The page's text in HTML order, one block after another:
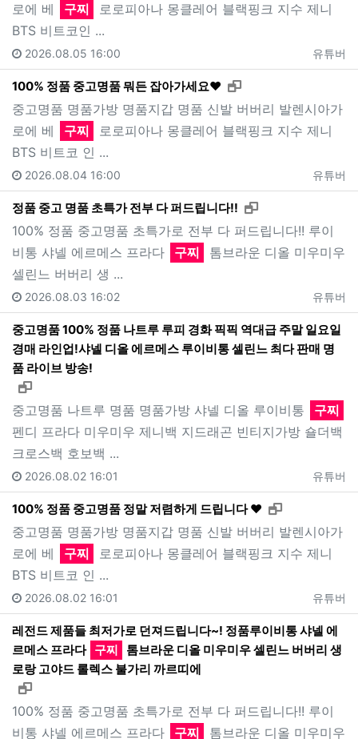
로에 베
구찌
로로피아나 몽클레어 블랙핑크 지수 제니
BTS 비트코인 ...
유튜버
2026.08.05 16:00
100% 정품 중고명품 뭐든 잡아가세요❤️ 새창으로 보기
중고명품 명품가방 명품지갑 명품 신발 버버리 발렌시아가
로에 베
구찌
로로피아나 몽클레어 블랙핑크 지수 제니
BTS 비트코 인 ...
유튜버
2026.08.04 16:00
정품 중고 명품 초특가 전부 다 퍼드립니다!! 새창으로 보기
100% 정품 중고명품 초특가로 전부 다 퍼드립니다!! 루이
비통 샤넬 에르메스 프라다
구찌
톰브라운 디올 미우미우
셀린느 버버리 생 ...
유튜버
2026.08.03 16:02
중고명품 100% 정품 나트루 루피 경화 픽픽 역대급 주말 일요일
경매 라인업!샤넬 디올 에르메스 루이비통 셀린느 최다 판매 명
품 라이브 방송!
새창으로 보기
중고명품 나트루 명품 명품가방 샤넬 디올 루이비통
구찌
펜디 프라다 미우미우 제니백 지드래곤 빈티지가방 숄더백
크로스백 호보백 ...
유튜버
2026.08.02 16:01
100% 정품 중고명품 정말 저렴하게 드립니다 ❤️ 새창으로 보기
중고명품 명품가방 명품지갑 명품 신발 버버리 발렌시아가
로에 베
구찌
로로피아나 몽클레어 블랙핑크 지수 제니
BTS 비트코 인 ...
유튜버
2026.08.02 16:01
레전드 제품들 최저가로 던져드립니다~! 정품루이비통 샤넬 에
르메스 프라다 구찌
톰브라운 디올 미우미우 셀린느 버버리 생
로랑 고야드 롤렉스 불가리 까르띠에
새창으로 보기
100% 정품 중고명품 초특가로 전부 다 퍼드립니다!! 루이
비통 샤넬 에르메스 프라다
구찌
톰브라운 디올 미우미우